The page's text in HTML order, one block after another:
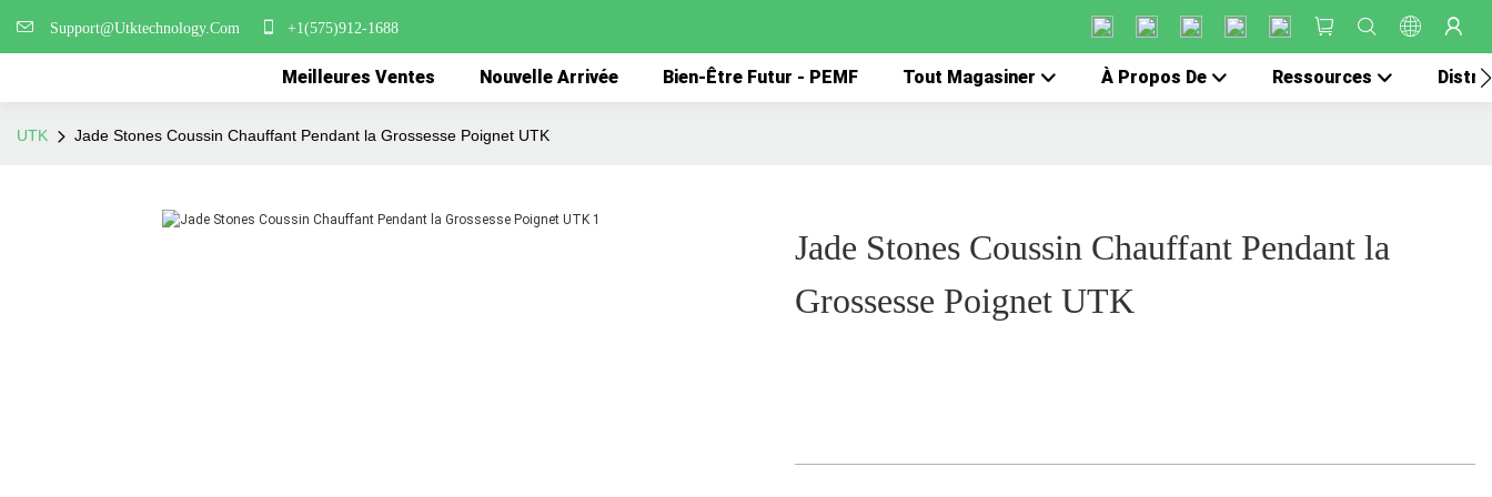
Support@Utktechnology.Com +1(575)912-1688
Meilleures Ventes Nouvelle Arrivée Bien-Être Futur - PEMF Tout Magasiner À Propos De Ressources
UTK Jade Stones Coussin Chauffant Pendant la Grossesse Poignet UTK
Jade Stones Coussin Chauffant Pendant la
Grossesse Poignet UTK